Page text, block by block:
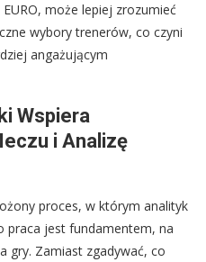
może lepiej zrozumieć
wybory trenerów, co czyni
angażującym
Wspiera
i Analizę
proces, w którym analityk
praca jest fundamentem, na
gry. Zamiast zgadywać, co